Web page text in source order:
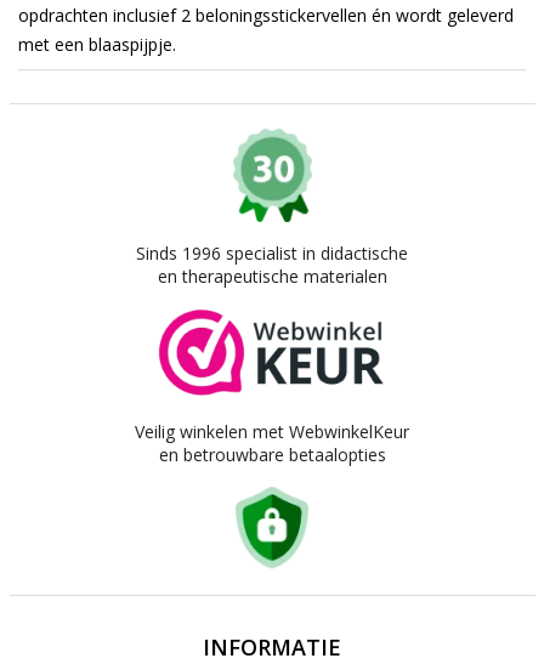
opdrachten inclusief 2 beloningsstickervellen én wordt geleverd
met een blaaspijpje.
Sinds 1996 specialist in didactische
en therapeutische materialen
Veilig winkelen met WebwinkelKeur
en betrouwbare betaalopties
INFORMATIE